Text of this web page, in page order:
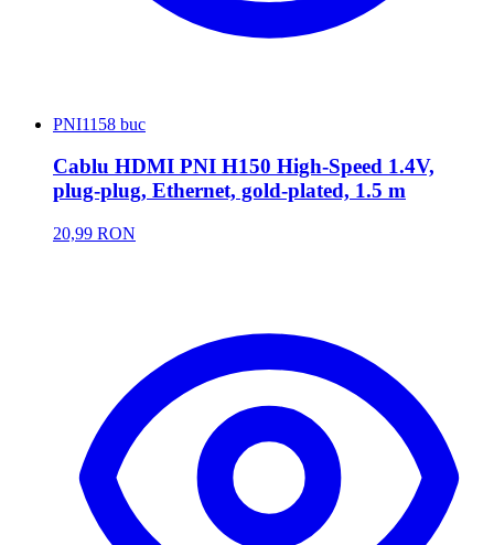
PNI1158 buc
Cablu HDMI PNI H150 High-Speed 1.4V,
plug-plug, Ethernet, gold-plated, 1.5 m
20,99 RON